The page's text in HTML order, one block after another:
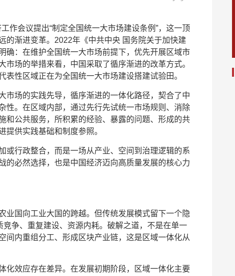
作会议提出“制定全国统一大市场建设条例”，这一顶
的渐进变革。2022年《中共中央 国务院关于加快建
确：在维护全国统一大市场前提下，优先开展区域市
市场的举措来看，中国采取了循序渐进的改革方式。
表性区域正在为全国统一大市场建设搭建试验田。
市场的实践先导，循序渐进的一体化路径，契合了中
性。在区域内部，通过先行先试统一市场规则、消除
和公共服务，所积累的经验、暴露的问题、形成的共
提供实践基础和制度参照。
或行政整合，而是一场从产业、空间到治理逻辑的系
的必然选择，也是中国经济迈向高质量发展的核心力
业国向工业大国的跨越。但传统发展模式留下一个隐
竞争、重复建设、资源内耗。破解之道，不是在单一
间内重组分工、形成区块产业链，这是区域一体化从
化效应存在差异。在发展初期阶段，区域一体化主要